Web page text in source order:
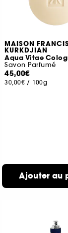
MAISON
KURKDJIAN
Aqua Vitae
Savon Parfumé
45,00€
30,00€ / 100g
Ajouter au